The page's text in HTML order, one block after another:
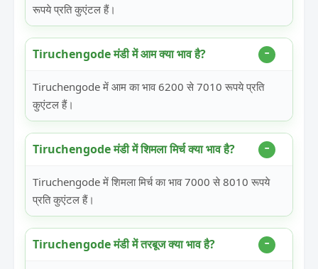
रूपये प्रति कुएंटल हैं।
Tiruchengode मंडी में आम क्या भाव है?
Tiruchengode में आम का भाव 6200 से 7010 रूपये प्रति
कुएंटल हैं।
Tiruchengode मंडी में शिमला मिर्च क्या भाव है?
Tiruchengode में शिमला मिर्च का भाव 7000 से 8010 रूपये
प्रति कुएंटल हैं।
Tiruchengode मंडी में तरबूज क्या भाव है?